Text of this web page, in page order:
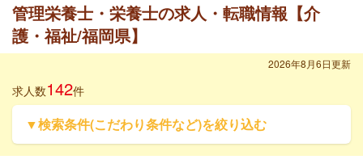
管理栄養士・栄養士の求人・転職情報【介
護・福祉/福岡県】
2026年8月6日更新
求人数142件
▼検索条件(こだわり条件など)を絞り込む